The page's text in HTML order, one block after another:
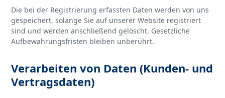
Die bei der Registrierung erfassten Daten werden von uns
gespeichert, solange Sie auf unserer Website registriert
sind und werden anschließend gelöscht. Gesetzliche
Aufbewahrungsfristen bleiben unberührt.
Verarbeiten von Daten (Kunden- und
Vertragsdaten)